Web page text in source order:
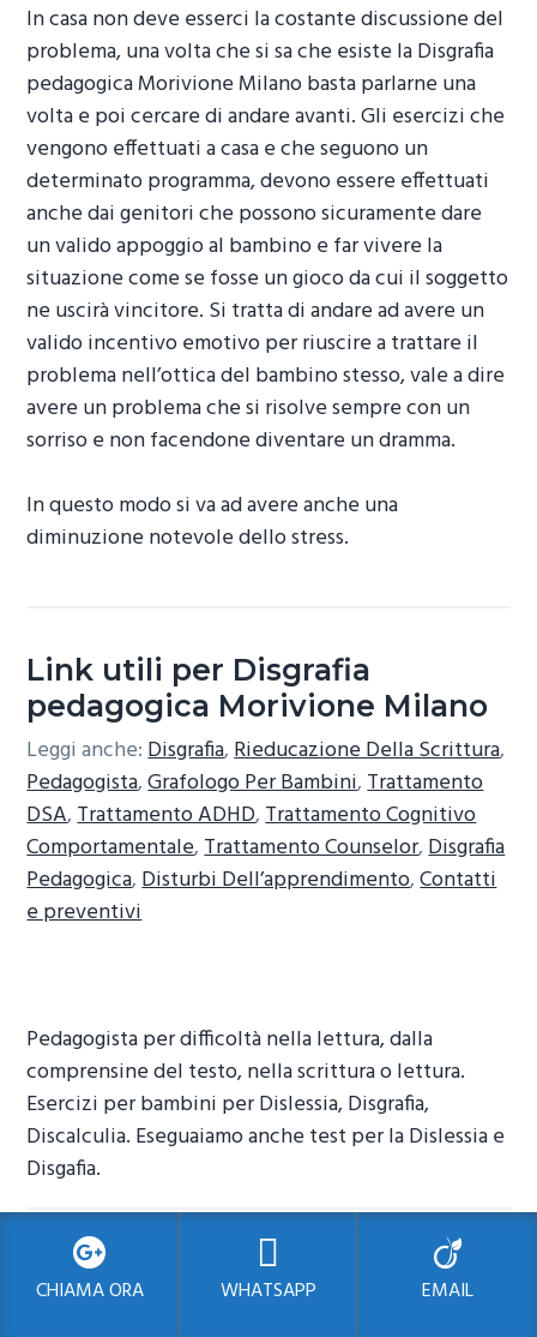
In casa non deve esserci la costante discussione del
problema, una volta che si sa che esiste laDisgrafia
pedagogica Morivione Milanobasta parlarne una
volta e poi cercare di andare avanti. Gli esercizi che
vengono effettuati a casa e che seguono un
determinato programma, devono essere effettuati
anche dai genitori che possono sicuramente dare
un valido appoggio al bambino e far vivere la
situazione come se fosse un gioco da cui il soggetto
ne uscirà vincitore. Si tratta di andare ad avere un
valido incentivo emotivo per riuscire a trattare il
problema nell’ottica del bambino stesso, vale a dire
avere un problema che si risolve sempre con un
sorriso e non facendone diventare un dramma.
In questo modo si va ad avere anche una
diminuzione notevole dello stress.
Link utili per Disgrafia
pedagogica Morivione Milano
Leggi anche:Disgrafia,Rieducazione Della Scrittura,
Pedagogista,Grafologo Per Bambini,Trattamento
DSA,Trattamento ADHD,Trattamento Cognitivo
Comportamentale,Trattamento Counselor,Disgrafia
Pedagogica,Disturbi Dell’apprendimento,Contatti
e preventivi
Pedagogista per difficoltà nella lettura, dalla
comprensine del testo, nella scrittura o lettura.
Esercizi per bambini per Dislessia, Disgrafia,
Discalculia. Eseguaiamo anche test per la Dislessia e
Disgafia.
Effettuiamo il servizio anche in queste zone:
Disgrafia Taliedo Milano
CHIAMA ORA WHATSAPP EMAIL